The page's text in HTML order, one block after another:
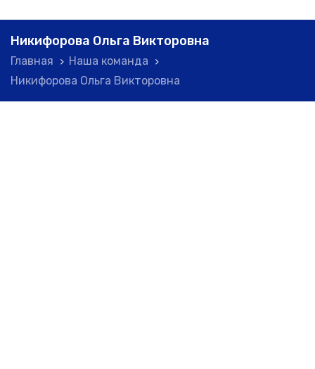
primary
navigation
Skip
Никифорова Ольга Викторовна
Главная
Наша команда
Никифорова Ольга Викторовна